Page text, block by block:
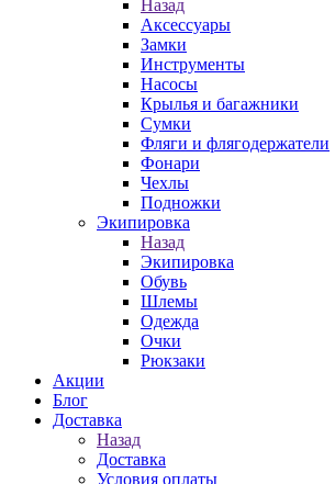
Назад
Аксессуары
Замки
Инструменты
Насосы
Крылья и багажники
Сумки
Фляги и флягодержатели
Фонари
Чехлы
Подножки
Экипировка
Назад
Экипировка
Обувь
Шлемы
Одежда
Очки
Рюкзаки
Акции
Блог
Доставка
Назад
Доставка
Условия оплаты